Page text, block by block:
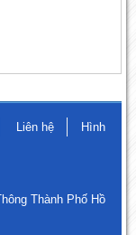
Liên hệ
Hình
Thành Phố Hồ